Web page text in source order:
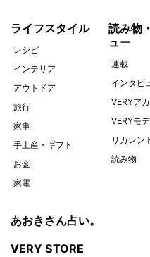
ライフスタイル
レシピ
インテリア
アウトドア
旅行
家事
手土産・ギフト
お金
家電
読み物
ュー
連載
インタビ
VERYア
VERYモ
リカレン
読み物
あおきさん占い。
VERY STORE